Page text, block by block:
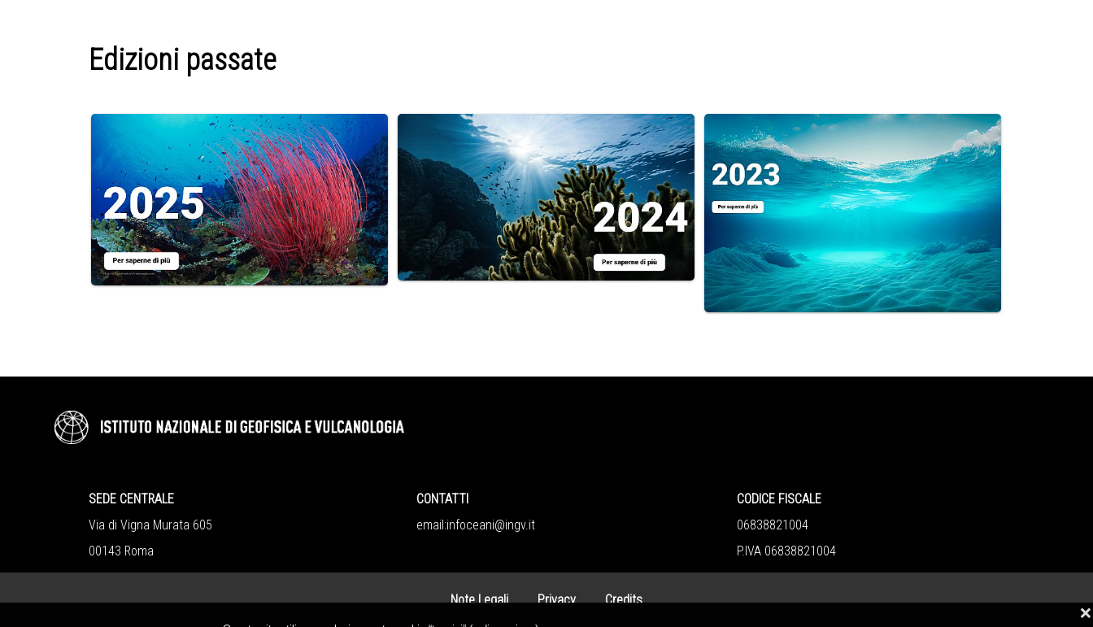
❌
Edizioni passate
SEDE CENTRALE
Via di Vigna Murata 605
00143 Roma
CONTATTI
email:infoceani@ingv.it
CODICE FISCALE
06838821004
P.IVA 06838821004
Note Legali Privacy Credits